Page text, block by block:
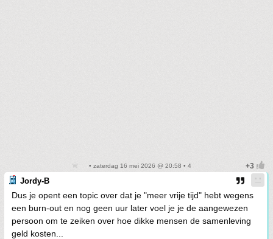
• zaterdag 16 mei 2026 @ 20:58 • 4
Jordy-B
Dus je opent een topic over dat je "meer vrije tijd" hebt wegens
een burn-out en nog geen uur later voel je je de aangewezen
persoon om te zeiken over hoe dikke mensen de samenleving
geld kosten...